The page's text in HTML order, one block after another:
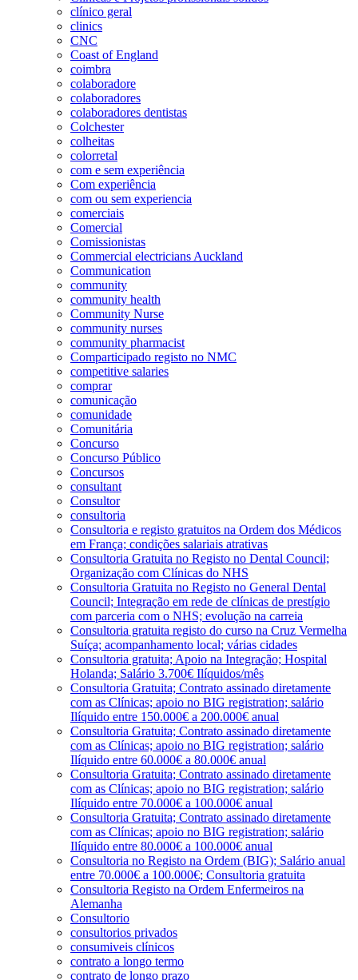
clínico geral
clinics
CNC
Coast of England
coimbra
colaboradore
colaboradores
colaboradores dentistas
Colchester
colheitas
colorretal
com e sem experiência
Com experiência
com ou sem experiencia
comerciais
Comercial
Comissionistas
Commercial electricians Auckland
Communication
community
community health
Community Nurse
community nurses
community pharmacist
Comparticipado registo no NMC
competitive salaries
comprar
comunicação
comunidade
Comunitária
Concurso
Concurso Público
Concursos
consultant
Consultor
consultoria
Consultoria e registo gratuitos na Ordem dos Médicos
em França; condições salariais atrativas
Consultoria Gratuita no Registo no Dental Council;
Organização com Clínicas do NHS
Consultoria Gratuita no Registo no General Dental
Council; Integração em rede de clínicas de prestígio
com parceria com o NHS; evolução na carreia
Consultoria gratuita registo do curso na Cruz Vermelha
Suíça; acompanhamento local; várias cidades
Consultoria gratuita; Apoio na Integração; Hospital
Holanda; Salário 3.700€ Ilíquidos/mês
Consultoria Gratuita; Contrato assinado diretamente
com as Clínicas; apoio no BIG registration; salário
Ilíquido entre 150.000€ a 200.000€ anual
Consultoria Gratuita; Contrato assinado diretamente
com as Clínicas; apoio no BIG registration; salário
Ilíquido entre 60.000€ a 80.000€ anual
Consultoria Gratuita; Contrato assinado diretamente
com as Clínicas; apoio no BIG registration; salário
Ilíquido entre 70.000€ a 100.000€ anual
Consultoria Gratuita; Contrato assinado diretamente
com as Clínicas; apoio no BIG registration; salário
Ilíquido entre 80.000€ a 100.000€ anual
Consultoria no Registo na Ordem (BIG); Salário anual
entre 70.000€ a 100.000€; Consultoria gratuita
Consultoria Registo na Ordem Enfermeiros na
Alemanha
Consultorio
consultorios privados
consumiveis clínicos
contrato a longo termo
contrato de longo prazo